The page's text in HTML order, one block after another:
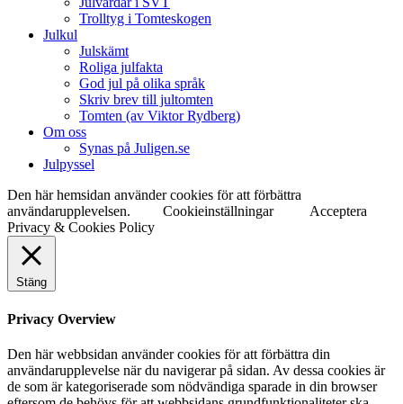
Trolltyg i Tomteskogen
Julkul
Julskämt
Roliga julfakta
God jul på olika språk
Skriv brev till jultomten
Tomten (av Viktor Rydberg)
Om oss
Synas på Juligen.se
Julpyssel
Den här hemsidan använder cookies för att förbättra
användarupplevelsen.
Cookieinställningar
Acceptera
Privacy & Cookies Policy
Stäng
Privacy Overview
Den här webbsidan använder cookies för att förbättra din
användarupplevelse när du navigerar på sidan. Av dessa cookies är
de som är kategoriserade som nödvändiga sparade in din browser